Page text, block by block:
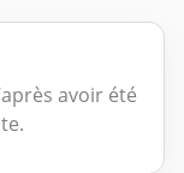
avoir été